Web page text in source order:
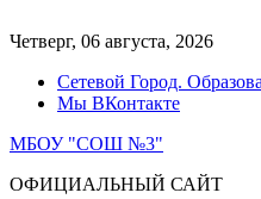
к
Четверг, 06 августа, 2026
Сетевой Город.
Мы ВКонтакте
МБОУ "СОШ №3"
ОФИЦИАЛЬНЫЙ САЙТ